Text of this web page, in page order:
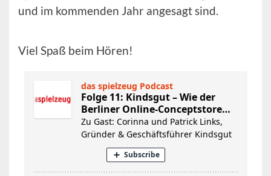
und im kommenden Jahr angesagt sind.
Viel Spaß beim Hören!